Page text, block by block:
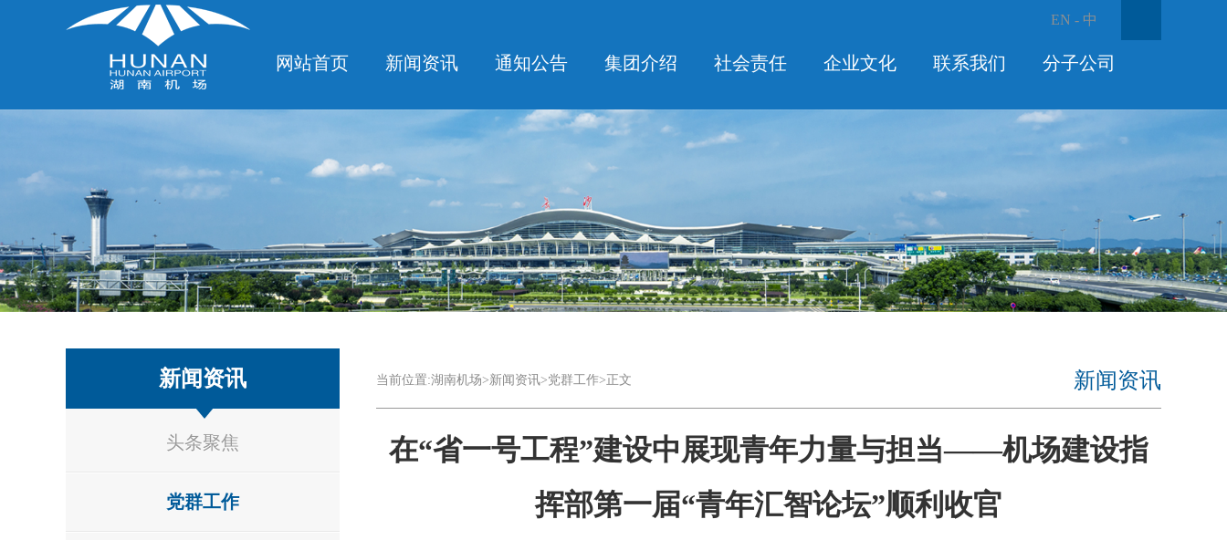
EN - 中
网站首页 新闻资讯 通知公告 集团介绍 社会责任 企业文化 联系我们 分子公司
新闻资讯
头条聚焦
党群工作
新闻资讯
当前位置:湖南机场>新闻资讯>党群工作>正文
在“省一号工程”建设中展现青年力量与担当——机场建设指
挥部第一届“青年汇智论坛”顺利收官